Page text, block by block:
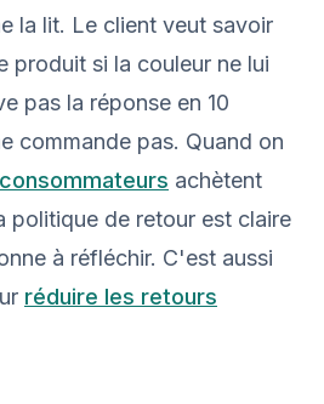
la lit. Le client veut savoir
produit si la couleur ne lui
pas la réponse en 10
commande pas. Quand on
achètent
politique de retour est claire
à réfléchir. C'est aussi
réduire les retours